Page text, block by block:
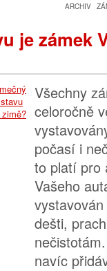
ARCHIV
je zámek
Všechny
celoročně
počasí i
to platí pro
Vašeho
dešti,
navíc